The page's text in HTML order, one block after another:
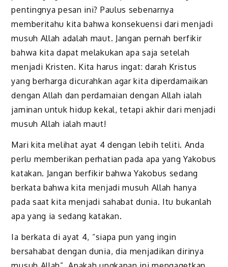
pentingnya pesan ini? Paulus sebenarnya
memberitahu kita bahwa konsekuensi dari menjadi
musuh Allah adalah maut. Jangan pernah berfikir
bahwa kita dapat melakukan apa saja setelah
menjadi Kristen. Kita harus ingat: darah Kristus
yang berharga dicurahkan agar kita diperdamaikan
dengan Allah dan perdamaian dengan Allah ialah
jaminan untuk hidup kekal, tetapi akhir dari menjadi
musuh Allah ialah maut!
Mari kita melihat ayat 4 dengan lebih teliti. Anda
perlu memberikan perhatian pada apa yang Yakobus
katakan. Jangan berfikir bahwa Yakobus sedang
berkata bahwa kita menjadi musuh Allah hanya
pada saat kita menjadi sahabat dunia. Itu bukanlah
apa yang ia sedang katakan.
Ia berkata di ayat 4, “siapa pun yang ingin
bersahabat dengan dunia, dia menjadikan dirinya